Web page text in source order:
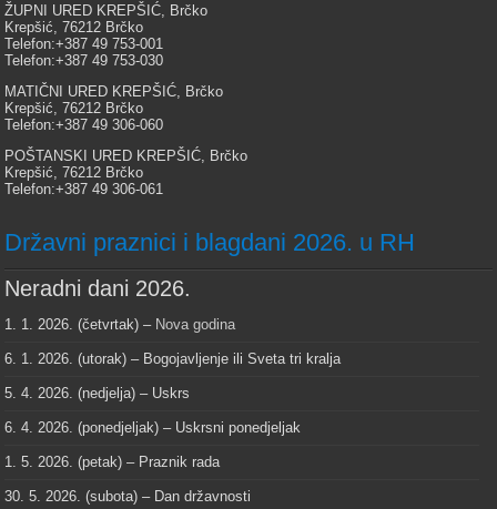
ŽUPNI URED KREPŠIĆ, Brčko
Krepšić, 76212 Brčko
Telefon:+387 49 753-001
Telefon:+387 49 753-030
MATIČNI URED KREPŠIĆ, Brčko
Krepšić, 76212 Brčko
Telefon:+387 49 306-060
POŠTANSKI URED KREPŠIĆ, Brčko
Krepšić, 76212 Brčko
Telefon:+387 49 306-061
Državni praznici i blagdani 2026. u RH
Neradni dani 2026.
1. 1. 2026. (četvrtak) – Nova godina
6. 1. 2026. (utorak) – Bogojavljenje ili Sveta tri kralja
5. 4. 2026. (nedjelja) – Uskrs
6. 4. 2026. (ponedjeljak) – Uskrsni ponedjeljak
1. 5. 2026. (petak) – Praznik rada
30. 5. 2026. (subota) – Dan državnosti